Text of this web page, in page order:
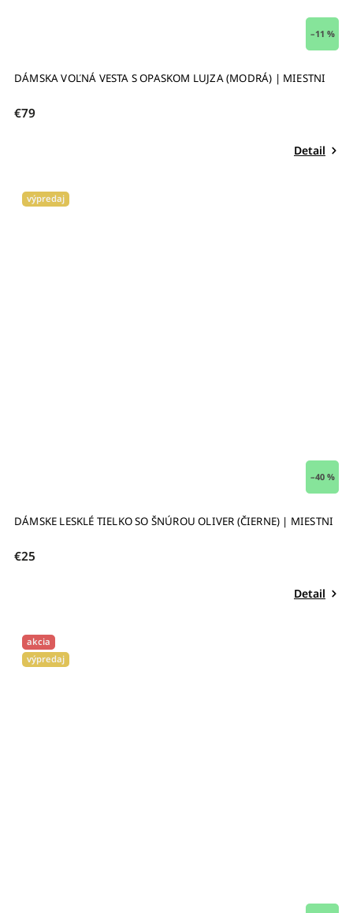
–11 %
DÁMSKA VOĽNÁ VESTA S OPASKOM LUJZA (MODRÁ) | MIESTNI
€79
Detail
výpredaj
–40 %
DÁMSKE LESKLÉ TIELKO SO ŠNÚROU OLIVER (ČIERNE) | MIESTNI
€25
Detail
akcia
výpredaj